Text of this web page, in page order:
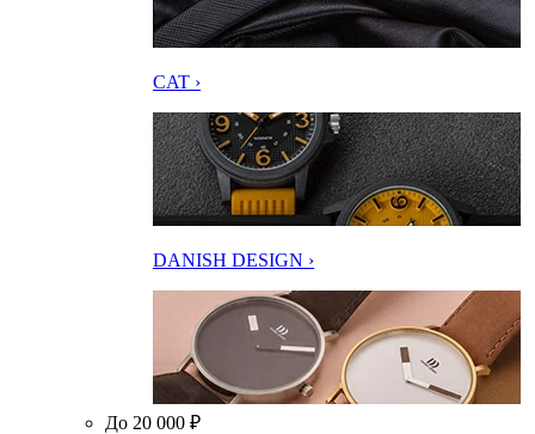
CAT ›
DANISH DESIGN ›
До 20 000 ₽